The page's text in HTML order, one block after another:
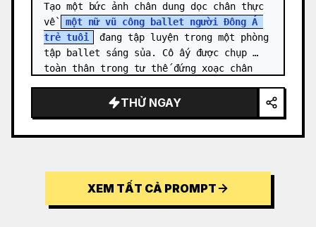
Tạo một bức ảnh chân dung dọc chân thực
về
một nữ vũ công ballet người Đông Á
trẻ tuổi
đang tập luyện trong một phòng
tập ballet sáng sủa. Cô ấy được chụp
toàn thân trong tư thế đứng xoạc chân
THỬ NGAY
XEM TẤT CẢ PROMPT